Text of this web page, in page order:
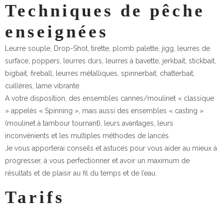
Techniques de pêche
enseignées
Leurre souple, Drop-Shot, tirette, plomb palette, jigg, leurres de
surface, poppers, leurres durs, leurres à bavette, jerkbait, stickbait,
bigbait, fireball, leurres métalliques, spinnerbait, chatterbait,
cuillères, lame vibrante.
A votre disposition, des ensembles cannes/moulinet « classique
» appelés « Spinning », mais aussi des ensembles « casting »
(moulinet à tambour tournant), leurs avantages, leurs
inconvénients et les multiples méthodes de lancés.
Je vous apporterai conseils et astuces pour vous aider au mieux à
progresser, à vous perfectionner et avoir un maximum de
résultats et de plaisir au fil du temps et de l’eau.
Tarifs